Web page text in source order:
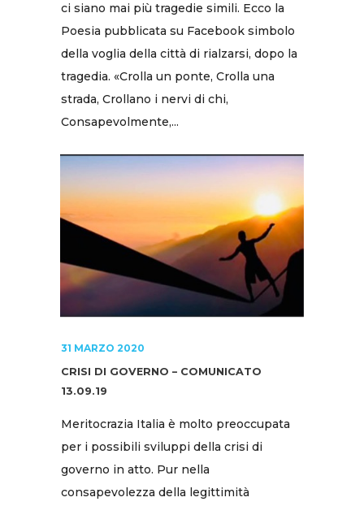
ci siano mai più tragedie simili. Ecco la
Poesia pubblicata su Facebook simbolo
della voglia della città di rialzarsi, dopo la
tragedia. «Crolla un ponte, Crolla una
strada, Crollano i nervi di chi,
Consapevolmente,...
31 MARZO 2020
CRISI DI GOVERNO – COMUNICATO
13.09.19
Meritocrazia Italia è molto preoccupata
per i possibili sviluppi della crisi di
governo in atto. Pur nella
consapevolezza della legittimità